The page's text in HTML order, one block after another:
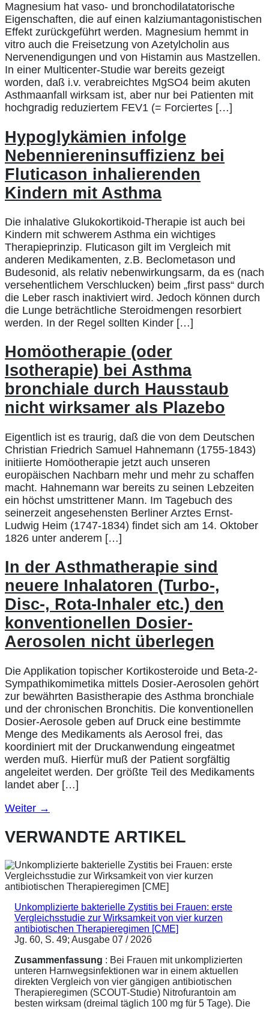
Magnesium hat vaso- und bronchodilatatorische
Eigenschaften, die auf einen kalziumantagonistischen
Effekt zurückgeführt werden. Magnesium hemmt in
vitro auch die Freisetzung von Azetylcholin aus
Nervenendigungen und von Histamin aus Mastzellen.
In einer Multicenter-Studie war bereits gezeigt
worden, daß i.v. verabreichtes MgSO4 beim akuten
Asthmaanfall wirksam ist, aber nur bei Patienten mit
hochgradig reduziertem FEV1 (= Forciertes […]
Hypoglykämien infolge
Nebenniereninsuffizienz bei
Fluticason inhalierenden
Kindern mit Asthma
Die inhalative Glukokortikoid-Therapie ist auch bei
Kindern mit schwerem Asthma ein wichtiges
Therapieprinzip. Fluticason gilt im Vergleich mit
anderen Medikamenten, z.B. Beclometason und
Budesonid, als relativ nebenwirkungsarm, da es (nach
versehentlichem Verschlucken) beim „first pass“ durch
die Leber rasch inaktiviert wird. Jedoch können durch
die Lunge beträchtliche Steroidmengen resorbiert
werden. In der Regel sollten Kinder […]
Homöotherapie (oder
Isotherapie) bei Asthma
bronchiale durch Hausstaub
nicht wirksamer als Plazebo
Eigentlich ist es traurig, daß die von dem Deutschen
Christian Friedrich Samuel Hahnemann (1755-1843)
initiierte Homöotherapie jetzt auch unseren
europäischen Nachbarn mehr und mehr zu schaffen
macht. Hahnemann war bereits zu seinen Lebzeiten
ein höchst umstrittener Mann. Im Tagebuch des
seinerzeit angesehensten Berliner Arztes Ernst-
Ludwig Heim (1747-1834) findet sich am 14. Oktober
1826 unter anderem […]
In der Asthmatherapie sind
neuere Inhalatoren (Turbo-,
Disc-, Rota-Inhaler etc.) den
konventionellen Dosier-
Aerosolen nicht überlegen
Die Applikation topischer Kortikosteroide und Beta-2-
Sympathikomimetika mittels Dosier-Aerosolen gehört
zur bewährten Basistherapie des Asthma bronchiale
und der chronischen Bronchitis. Die konventionellen
Dosier-Aerosole geben auf Druck eine bestimmte
Menge des Medikaments als Aerosol frei, das
koordiniert mit der Druckanwendung eingeatmet
werden muß. Hierfür muß der Patient sorgfältig
angeleitet werden. Der größte Teil des Medikaments
landet aber […]
Weiter →
VERWANDTE ARTIKEL
Unkomplizierte bakterielle Zystitis bei Frauen: erste
Vergleichsstudie zur Wirksamkeit von vier kurzen
antibiotischen Therapieregimen [CME]
Jg. 60, S. 49; Ausgabe 07 / 2026
Zusammenfassung : Bei Frauen mit unkomplizierten
unteren Harnwegsinfektionen war in einem aktuellen
direkten Vergleich von vier gängigen antibiotischen
Therapieregimen (SCOUT-Studie) Nitrofurantoin am
besten wirksam (dreimal täglich 100 mg für 5 Tage). Die